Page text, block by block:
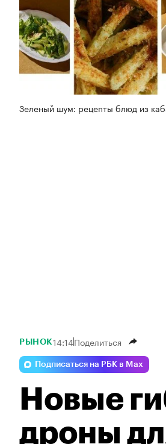
Зеленый шум: рецепты блюд из
РЫНОК14:14Поделиться
Подписаться на РБК в Max
Новые
дроны